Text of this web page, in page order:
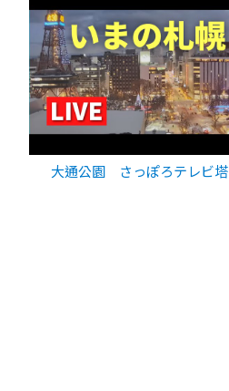
大通公園 さっぽろテレビ塔